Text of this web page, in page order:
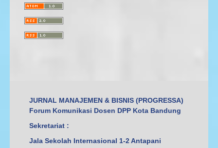
JURNAL MANAJEMEN & BISNIS (PROGRESSA)
Forum Komunikasi Dosen DPP Kota Bandung
Sekretariat :
Jala Sekolah Internasional 1-2 Antapani